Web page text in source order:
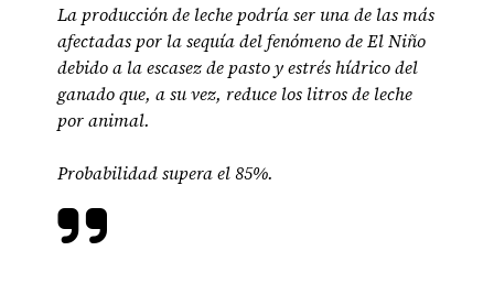
La producción de leche podría ser una de las más
afectadas por la sequía del fenómeno de El Niño
debido a la escasez de pasto y estrés hídrico del
ganado que, a su vez, reduce los litros de leche
por animal.
Probabilidad supera el 85%.